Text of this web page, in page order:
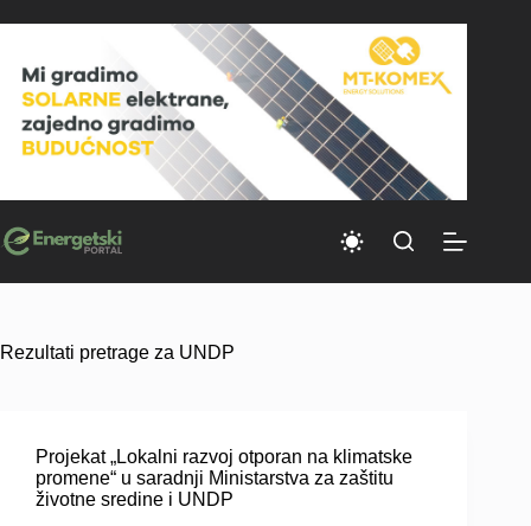
to
Rezultati pretrage za UNDP
Projekat „Lokalni razvoj otporan na klimatske
promene“ u saradnji Ministarstva za zaštitu
životne sredine i UNDP